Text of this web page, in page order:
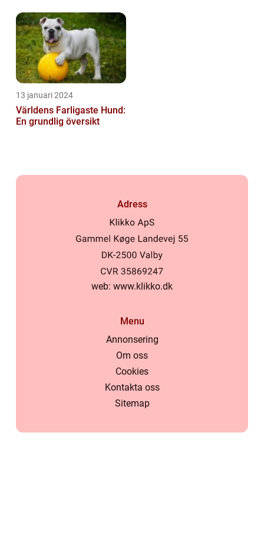
Hundsporter för
Hundälskare
13 januari 2024
Världens Farligaste Hund:
En grundlig översikt
Adress
web: www.klikko.dk
Menu
Annonsering
Om oss
Cookies
Kontakta oss
Sitemap